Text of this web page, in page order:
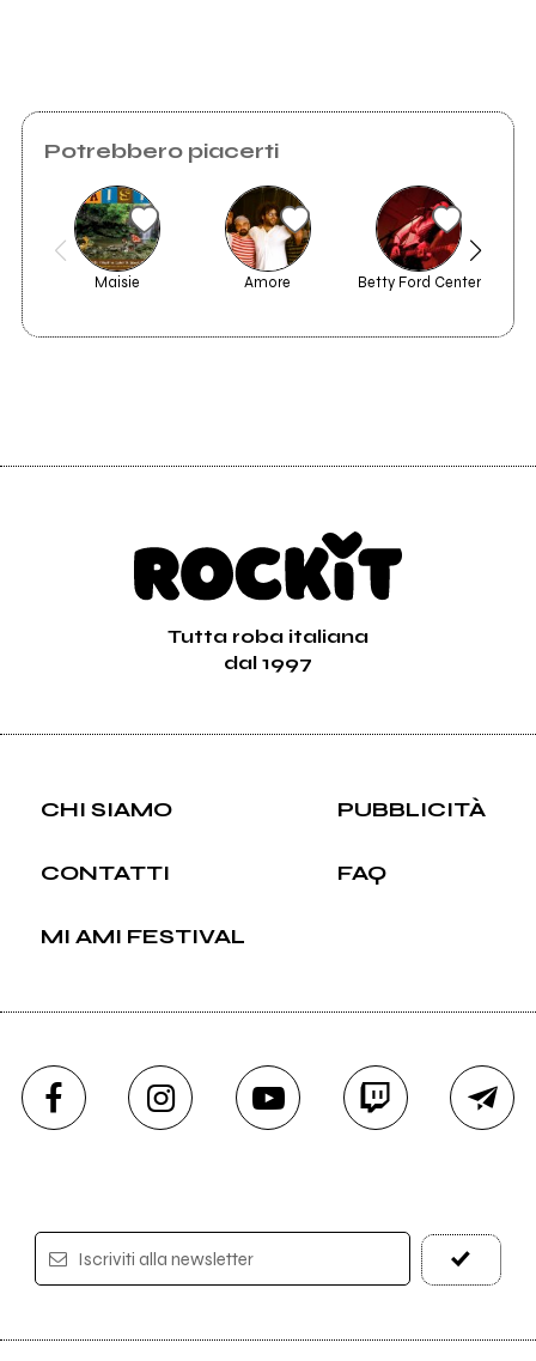
Potrebbero piacerti
Maisie Amore Betty Ford Center
Tutta roba italiana
dal 1997
CHI SIAMO PUBBLICITÀ
CONTATTI FAQ
MI AMI FESTIVAL
Iscriviti alla newsletter